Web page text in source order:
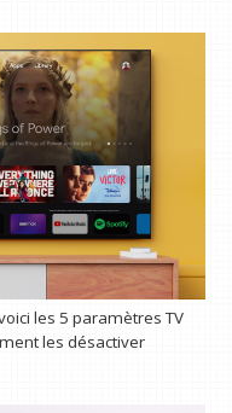
les 5 paramètres TV
les désactiver